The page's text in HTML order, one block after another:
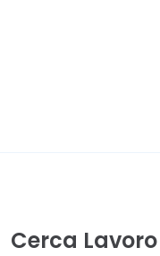
Cerca Lavoro